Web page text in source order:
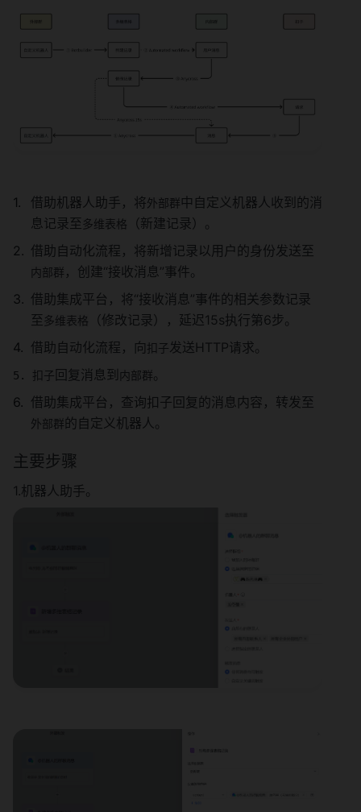
借助机器人助手，将外部群中自定义机器人收到的消
息记录至 多维表格
（新建记录）。
借助自动化流程，将新增记录以用户的身份发送至
内部群 ，创建“接收消息”事件。
借助集成平台，将“接收消息”事件的相关参数记录
至 多维表格
（修改记录），延迟15s执行第6步。
借助自动化流程，向扣子发送HTTP请求。
扣子回复消息到 内部群。
借助集成平台，查询扣子回复的消息内容，转发至
外部群的自定义机器人。
主要步骤
1.机器人助手。